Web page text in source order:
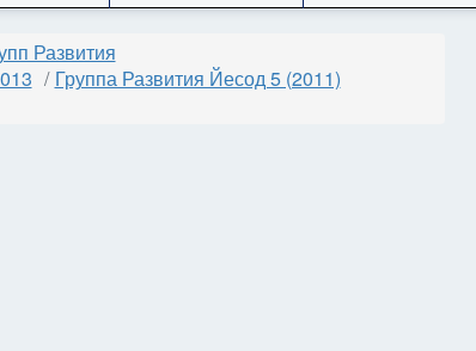
Развития
Группа Развития Йесод 5 (2011)